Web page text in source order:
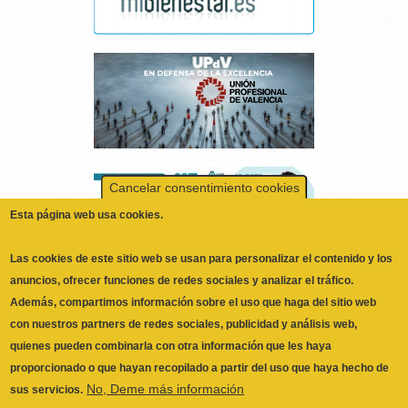
ILUSTRE COLEGIO OFICIAL DE
Cancelar consentimiento cookies
Las cookies de este sitio web se usan para personalizar el contenido y los
anuncios, ofrecer funciones de redes sociales y analizar el tráfico.
con nuestros partners de redes sociales, publicidad y análisis web,
quienes pueden combinarla con otra información que les haya
proporcionado o que hayan recopilado a partir del uso que haya hecho de
sus servicios. No, Deme más información
Necesarias
Las cookies necesarias ayudan a hacer una página web utilizable